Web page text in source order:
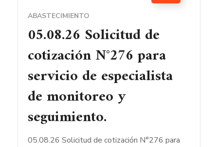
ABASTECIMIENTO
05.08.26 Solicitud de
cotización N°276 para
servicio de especialista
de monitoreo y
seguimiento.
05.08.26 Solicitud de cotización N°276 para